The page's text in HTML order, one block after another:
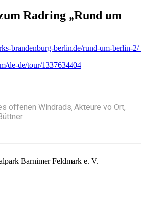
Radring „Rund um
brandenburg-berlin.de/rund-um-berlin-2/
de-de/tour/1337634404
offenen Windrads, Akteure vo Ort,
Barnimer Feldmark e. V.